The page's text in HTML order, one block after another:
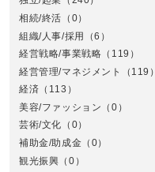
相続/終活 （0）
組織/人事/採用
（6）
経営戦略/事業戦略 （119）
経営管理/マネジメント
（119）
経済 （113）
美容/ファッション （0）
芸術/文化 （0）
補助金/助成金 （0）
観光振興 （0）